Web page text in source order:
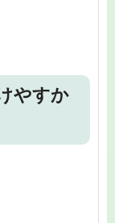
やすか